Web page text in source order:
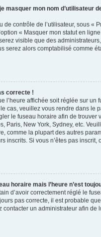
masquer mon nom d’utilisateur
de contrôle de l’utilisateur, sous «
« Masquer mon statut en
visible que des
serez alors comptabilisé comme
correcte !
l’heure affichée soit réglée sur un
cas, veuillez vous rendre dans le
le fuseau horaire afin de trouver
Paris, New York, Sydney, etc.
comme la plupart des autres
inscrits. Si vous n’êtes pas inscrit,
horaire mais l’heure n’est
d’avoir correctement réglé le
pas correcte, il est probable
contacter un administrateur afin de